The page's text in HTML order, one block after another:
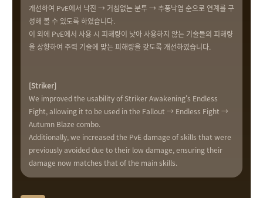
개선하여 PvE에서 낙진 → 거침없는 분투 → 추풍낙엽 순으로 연계를 구
성해 볼 수 있도록 하였습니다.
이 외에 PvE에서 사용 시 피해량이 낮아 사용하지 않는 기술들의 피해량
을 상향하여 주력 기술에 맞는 피해량을 갖도록 개선하였습니다.
[Striker]
We improved the usability of Striker Awakening's Endless
Fight, allowing it to be used in the Fallout → Endless Fight →
Autumn Blaze combo.
Additionally, we increased the PvE damage of skills that were
previously avoided due to their low damage, ensuring their
damage now matches that of the main skills.